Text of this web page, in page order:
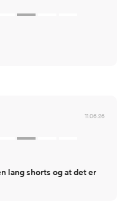
11.06.26
lang shorts og at det er